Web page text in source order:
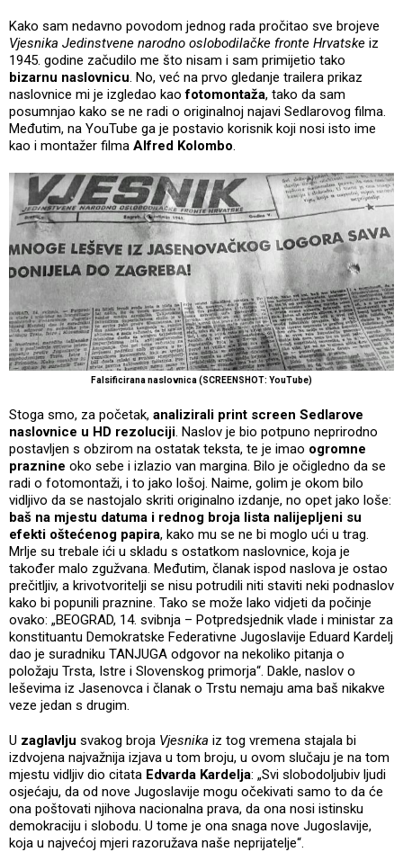
Kako sam nedavno povodom jednog rada pročitao sve brojeve
Vjesnika Jedinstvene narodno oslobodilačke fronte Hrvatske iz
1945. godine začudilo me što nisam i sam primijetio tako
bizarnu naslovnicu. No, već na prvo gledanje trailera prikaz
naslovnice mi je izgledao kaofotomontaža, tako da sam
posumnjao kako se ne radi o originalnoj najavi Sedlarovog filma.
Međutim, na YouTube ga je postavio korisnik koji nosi isto ime
kao i montažer filma Alfred Kolombo.
Falsificirana naslovnica (SCREENSHOT: YouTube)
Stoga smo, za početak, analizirali print screen Sedlarove
naslovnice u HD rezoluciji. Naslov je bio potpuno neprirodno
postavljen s obzirom na ostatak teksta, te je imao ogromne
praznine oko sebe i izlazio van margina. Bilo je očigledno da se
radi o fotomontaži, i to jako lošoj. Naime, golim je okom bilo
vidljivo da se nastojalo skriti originalno izdanje, no opet jako loše:
baš na mjestu datuma i rednog broja lista nalijepljeni su
efekti oštećenog papira, kako mu se ne bi moglo ući u trag.
Mrlje su trebale ići u skladu s ostatkom naslovnice, koja je
također malo zgužvana. Međutim, članak ispod naslova je ostao
prečitljiv, a krivotvoritelji se nisu potrudili niti staviti neki podnaslov
kako bi popunili praznine. Tako se može lako vidjeti da počinje
ovako: „BEOGRAD, 14. svibnja – Potpredsjednik vlade i ministar za
konstituantu Demokratske Federativne Jugoslavije Eduard Kardelj
dao je suradniku TANJUGA odgovor na nekoliko pitanja o
položaju Trsta, Istre i Slovenskog primorja“. Dakle, naslov o
leševima iz Jasenovca i članak o Trstu nemaju ama baš nikakve
veze jedan s drugim.
U zaglavlju svakog broja Vjesnika iz tog vremena stajala bi
izdvojena najvažnija izjava u tom broju, u ovom slučaju je na tom
mjestu vidljiv dio citata Edvarda Kardelja: „Svi slobodoljubiv ljudi
osjećaju, da od nove Jugoslavije mogu očekivati samo to da će
ona poštovati njihova nacionalna prava, da ona nosi istinsku
demokraciju i slobodu. U tome je ona snaga nove Jugoslavije,
koja u najvećoj mjeri razoružava naše neprijatelje“.